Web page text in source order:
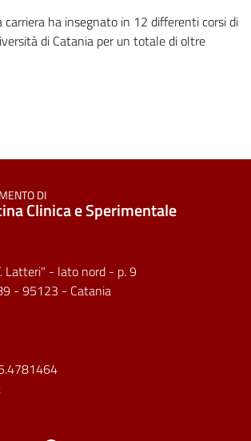
carriera ha insegnato in 12 differenti corsi di
di Catania per un totale di oltre
DI
Clinica e Sperimentale
Latteri" - lato nord - p. 9
- 95123 - Catania